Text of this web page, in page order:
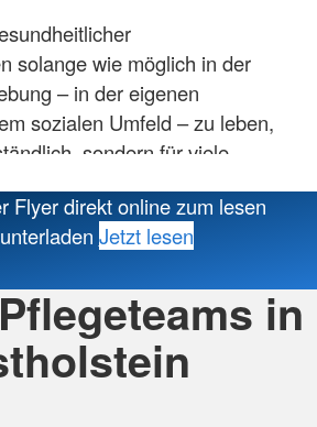
solange wie möglich in der
– in der eigenen
sozialen Umfeld – zu leben,
sondern für viele
bewahrt und Neues
werden.
des Deutschen
Flyer direkt online zum lesen
Jetzt lesen
in